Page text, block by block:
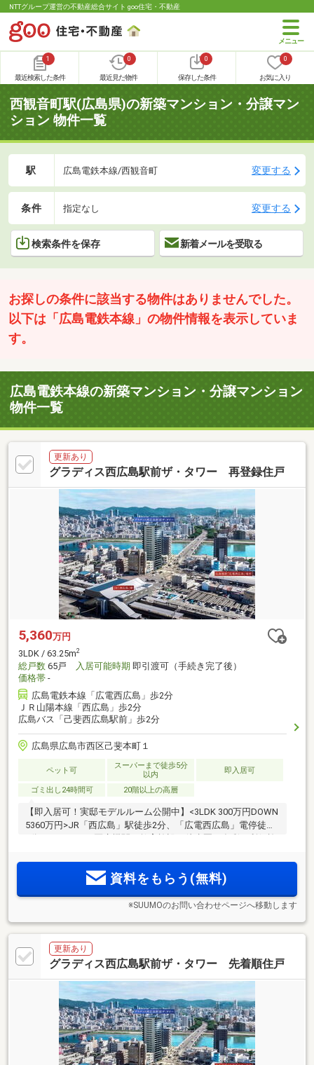
NTTグループ運営の不動産総合サイト goo住宅・不動産
1
最近検索した条件
0
最近見た物件
0
保存した条件
0
お気に入り
西観音町駅(広島県)の新築マンション・分譲マン
ション 物件一覧
駅 広島電鉄本線/西観音町 変更する
条件 指定なし 変更する
検索条件を保存 新着メールを受取る
お探しの条件に該当する物件はありませんでした。
以下は「広島電鉄本線」の物件情報を表示していま
す。
広島電鉄本線の新築マンション・分譲マンション
物件一覧
更新あり
グラディス西広島駅前ザ・タワー 再登録住戸
5,360万円
3LDK / 63.25m2
総戸数 65戸 入居可能時期 即引渡可（手続き完了後）
価格帯 -
広島電鉄本線「広電西広島」歩2分
ＪＲ山陽本線「西広島」歩2分
広島バス「己斐西広島駅前」歩2分
広島県広島市西区己斐本町１
ペット可
スーパーまで徒歩5分
以内
即入居可
ゴミ出し24時間可 20階以上の高層
【即入居可！実邸モデルルーム公開中】<3LDK 300万円DOWN
5360万円>JR「西広島」駅徒歩2分、「広電西広島」電停徒歩
テム」を標準装備。充実の設備仕様や多目的ルームなどの共
用施設が魅力の高層20階建て資料をもらう(無料)
※SUUMOのお問い合わせページへ移動します
更新あり
グラディス西広島駅前ザ・タワー 先着順住戸